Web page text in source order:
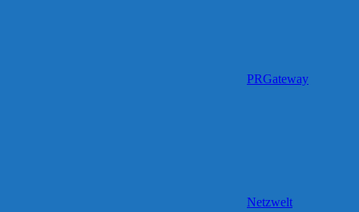
PRGateway
Netzwelt